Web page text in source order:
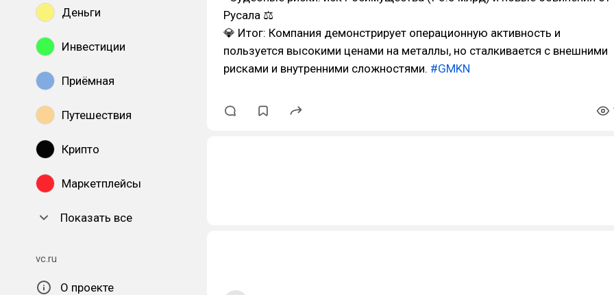
Деньги
Инвестиции
Приёмная
Путешествия
Крипто
Маркетплейсы
Показать все
vc.ru
О проекте
Русала ⚖
💎 Итог: Компания демонстрирует операционную активность и
пользуется высокими ценами на металлы, но сталкивается с внешними
рисками и внутренними сложностями. #GMKN